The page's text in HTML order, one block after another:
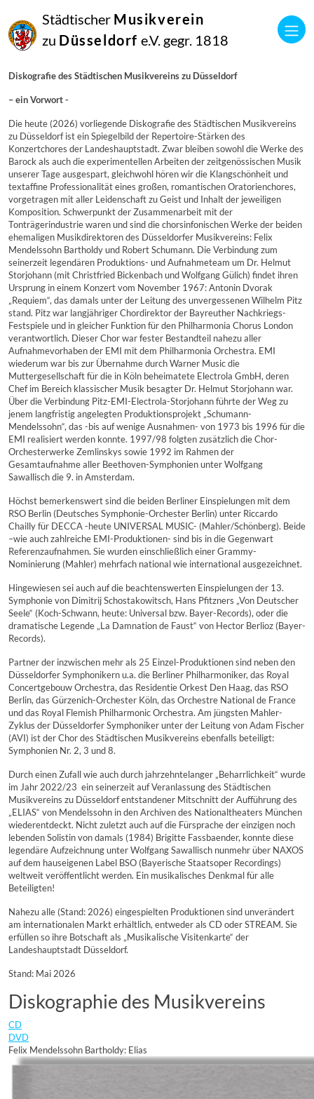
Städtischer Musikverein
zu Düsseldorf e.V. gegr. 1818
Diskografie des Städtischen Musikvereins zu Düsseldorf
– ein Vorwort -
Die heute (2026) vorliegende Diskografie des Städtischen Musikvereins
zu Düsseldorf ist ein Spiegelbild der Repertoire-Stärken des
Konzertchores der Landeshauptstadt. Zwar bleiben sowohl die Werke des
Barock als auch die experimentellen Arbeiten der zeitgenössischen Musik
unserer Tage ausgespart, gleichwohl hören wir die Klangschönheit und
textaffine Professionalität eines großen, romantischen Oratorienchores,
vorgetragen mit aller Leidenschaft zu Geist und Inhalt der jeweiligen
Komposition. Schwerpunkt der Zusammenarbeit mit der
Tonträgerindustrie waren und sind die chorsinfonischen Werke der beiden
ehemaligen Musikdirektoren des Düsseldorfer Musikvereins: Felix
Mendelssohn Bartholdy und Robert Schumann. Die Verbindung zum
seinerzeit legendären Produktions- und Aufnahmeteam um Dr. Helmut
Storjohann (mit Christfried Bickenbach und Wolfgang Gülich) findet ihren
Ursprung in einem Konzert vom November 1967: Antonin Dvorak
„Requiem“, das damals unter der Leitung des unvergessenen Wilhelm Pitz
stand. Pitz war langjähriger Chordirektor der Bayreuther Nachkriegs-
Festspiele und in gleicher Funktion für den Philharmonia Chorus London
verantwortlich. Dieser Chor war fester Bestandteil nahezu aller
Aufnahmevorhaben der EMI mit dem Philharmonia Orchestra. EMI
wiederum war bis zur Übernahme durch Warner Music die
Muttergesellschaft für die in Köln beheimatete Electrola GmbH, deren
Chef im Bereich klassischer Musik besagter Dr. Helmut Storjohann war.
Über die Verbindung Pitz-EMI-Electrola-Storjohann führte der Weg zu
jenem langfristig angelegten Produktionsprojekt „Schumann-
Mendelssohn“, das -bis auf wenige Ausnahmen- von 1973 bis 1996 für die
EMI realisiert werden konnte. 1997/98 folgten zusätzlich die Chor-
Orchesterwerke Zemlinskys sowie 1992 im Rahmen der
Gesamtaufnahme aller Beethoven-Symphonien unter Wolfgang
Sawallisch die 9. in Amsterdam.
Höchst bemerkenswert sind die beiden Berliner Einspielungen mit dem
RSO Berlin (Deutsches Symphonie-Orchester Berlin) unter Riccardo
Chailly für DECCA -heute UNIVERSAL MUSIC- (Mahler/Schönberg). Beide
–wie auch zahlreiche EMI-Produktionen- sind bis in die Gegenwart
Referenzaufnahmen. Sie wurden einschließlich einer Grammy-
Nominierung (Mahler) mehrfach national wie international ausgezeichnet.
Hingewiesen sei auch auf die beachtenswerten Einspielungen der 13.
Symphonie von Dimitrij Schostakowitsch, Hans Pfitzners „Von Deutscher
Seele“ (Koch-Schwann, heute: Universal bzw. Bayer-Records), oder die
dramatische Legende „La Damnation de Faust“ von Hector Berlioz (Bayer-
Records).
Partner der inzwischen mehr als 25 Einzel-Produktionen sind neben den
Düsseldorfer Symphonikern u.a. die Berliner Philharmoniker, das Royal
Concertgebouw Orchestra, das Residentie Orkest Den Haag, das RSO
Berlin, das Gürzenich-Orchester Köln, das Orchestre National de France
und das Royal Flemish Philharmonic Orchestra. Am jüngsten Mahler-
Zyklus der Düsseldorfer Symphoniker unter der Leitung von Adam Fischer
(AVI) ist der Chor des Städtischen Musikvereins ebenfalls beteiligt:
Symphonien Nr. 2, 3 und 8.
Durch einen Zufall wie auch durch jahrzehntelanger „Beharrlichkeit“ wurde
im Jahr 2022/23 ein seinerzeit auf Veranlassung des Städtischen
Musikvereins zu Düsseldorf entstandener Mitschnitt der Aufführung des
„ELIAS“ von Mendelssohn in den Archiven des Nationaltheaters München
wiederentdeckt. Nicht zuletzt auch auf die Fürsprache der einzigen noch
lebenden Solistin von damals (1984) Brigitte Fassbaender, konnte diese
legendäre Aufzeichnung unter Wolfgang Sawallisch nunmehr über NAXOS
auf dem hauseigenen Label BSO (Bayerische Staatsoper Recordings)
weltweit veröffentlicht werden. Ein musikalisches Denkmal für alle
Beteiligten!
Nahezu alle (Stand: 2026) eingespielten Produktionen sind unverändert
am internationalen Markt erhältlich, entweder als CD oder STREAM. Sie
erfüllen so ihre Botschaft als „Musikalische Visitenkarte“ der
Landeshauptstadt Düsseldorf.
Stand: Mai 2026
Diskographie des Musikvereins
CD
DVD
Felix Mendelssohn Bartholdy: Elias